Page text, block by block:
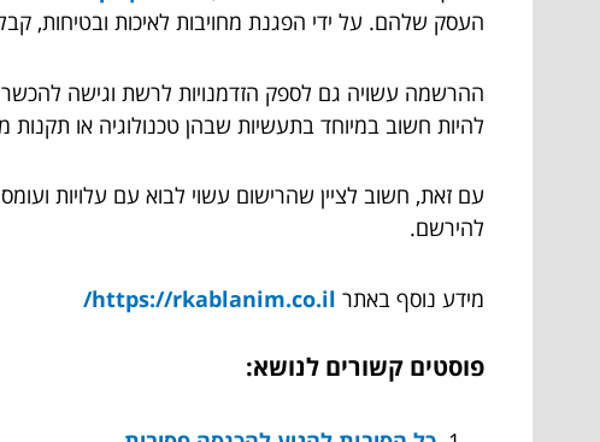
העסק שלהם. על ידי הפגנת מחויבות לאיכות ובטיחות,
ההרשמה עשויה גם לספק הזדמנויות לרשת וגישה
להיות חשוב במיוחד בתעשיות שבהן טכנולוגיה או תקנות
עם זאת, חשוב לציין שהרישום עשוי לבוא עם עלויות
להירשם.
מידע נוסף באתר https://rkablanim.co.il/
פוסטים קשורים לנושא: